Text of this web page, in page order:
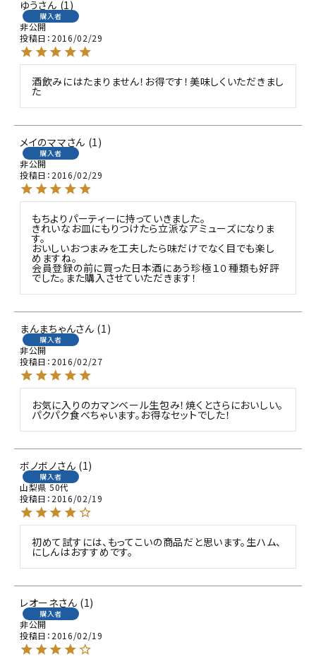
ゆう 1
購入者
非公開
投稿日 2016/02/29
酒飲みにはたまりません！お得です！美味しくいただきまし
た
メイのママ 1
購入者
非公開
投稿日 2016/02/29
もちよりパーティーに持っていきました。
きれいなお皿にもりつけたら立派なアミューズになりま
す。
おいしいおつまみを工夫したら味だけでなく目でも楽し
めますね。
会員登録の前に買った日本酒にあう珍極１０種類も好評
でした。また購入させていただきます！
まんまちゃん 1
購入者
非公開
投稿日 2016/02/27
お気に入りのカマンベール生包み！焼くとさらにおいしい。
パクパク食べちゃいます。お得なセットでした！
ボノボノ 1
購入者
山梨県 50代
投稿日 2016/02/19
初めて試すには、もってこいの商品だと思います。生ハム、
にしんはおすすめです。
レオーネ 1
購入者
非公開
投稿日 2016/02/19